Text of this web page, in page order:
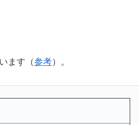
ます（参考）。